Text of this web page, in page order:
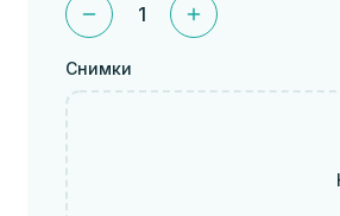
1
Снимки